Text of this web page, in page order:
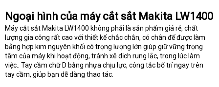
Ngoại hình của máy cắt sắt Makita LW1400
Máy cắt sắt Makita LW1400 không phải là sản phẩm giá rẻ, chất
lượng gia công rất cao với thiết kế chắc chắn, có chân đế được làm
bằng hợp kim nguyên khối có trọng lượng lớn giúp giữ vững trọng
tâm của máy khi hoạt động, tránh xê dịch rung lắc, trong lúc làm
việc.. Tay cầm chữ D bằng nhựa chịu lực, công tắc bố trí ngay trên
tay cầm, giúp bạn dễ dàng thao tác.